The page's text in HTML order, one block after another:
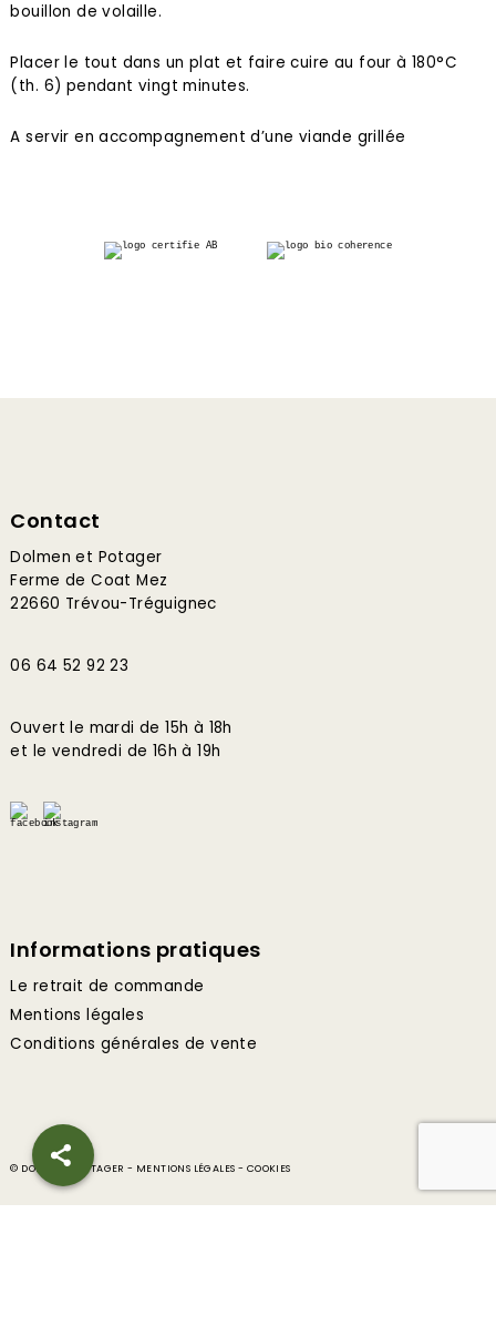
bouillon de volaille.
Placer le tout dans un plat et faire cuire au four à 180°C
(th. 6) pendant vingt minutes.
A servir en accompagnement d’une viande grillée
Contact
Dolmen et Potager
Ferme de Coat Mez
22660 Trévou-Tréguignec
06 64 52 92 23
Ouvert le mardi de 15h à 18h
et le vendredi de 16h à 19h
Informations pratiques
Le retrait de commande
Mentions légales
Conditions générales de vente
© DOLMEN & POTAGER - MENTIONS LÉGALES - COOKIES